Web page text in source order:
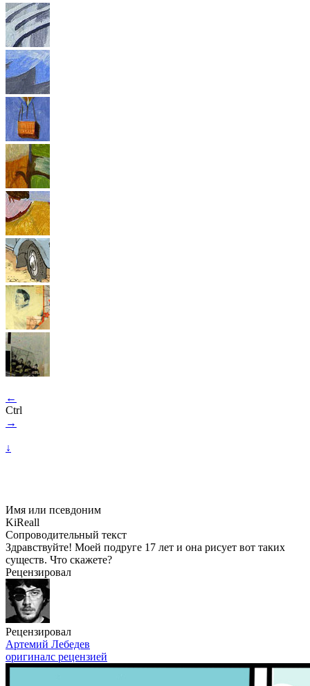
←
Ctrl
→
↓
Имя или псевдоним
KiReall
Сопроводительный текст
Здравствуйте! Моей подруге 17 лет и она рисует вот таких
существ. Что скажете?
Рецензировал
Рецензировал
Артемий Лебедев
оригиналс рецензией